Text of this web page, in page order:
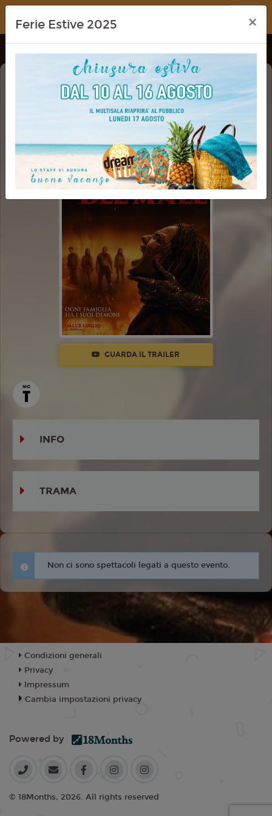
Dream Cinema
LA CASA: IL ROGO DEL MALE (EVIL
DEAD BURN)
VM 14
GUARDA IL TRAILER
INFO
TRAMA
Non ci sono spettacoli legati a questo evento.
Ferie Estive 2025 ×
Condizioni generali
Privacy
Impressum
Cambia impostazioni privacy
Powered by
© 18Months, 2026. All rights reserved